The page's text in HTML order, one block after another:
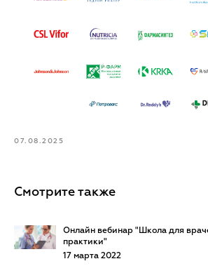
07.08.2025
Смотрите также
Онлайн вебинар "Школа для
практики"
17 марта 2022